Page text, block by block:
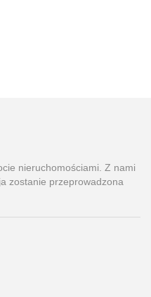
nieruchomościami. Z nami
zostanie przeprowadzona